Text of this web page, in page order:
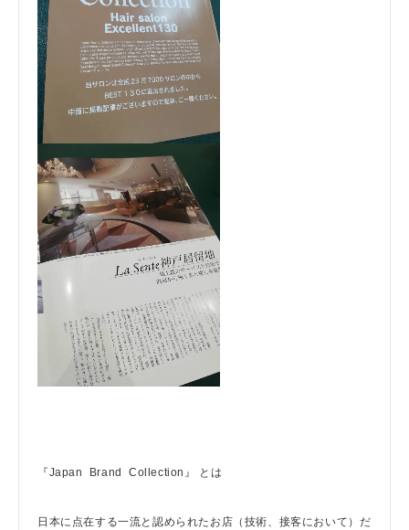
『Japan Brand Collection』 とは
日本に点在する一流と認められたお店（技術、接客において）だ